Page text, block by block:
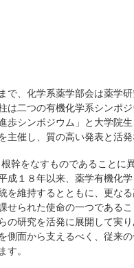
で、化学系薬学部会は薬学
は二つの有機化学系シンポ
歩シンポジウム」と大学院
主催し、質の高い発表と活
幹をなすものであることに
成１８年以来、薬学有機化
を維持するとともに、更な
せられた使命の一つである
の研究を活発に展開して実
側面から支えるべく、従来
す。